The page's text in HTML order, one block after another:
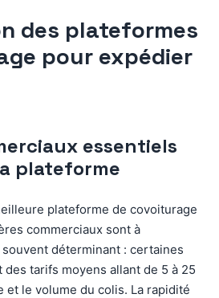
des plateformes
pour expédier
essentiels
plateforme
plateforme de covoiturage
commerciaux sont à
déterminant : certaines
tarifs moyens allant de 5 à 25
et le volume du colis. La rapidité